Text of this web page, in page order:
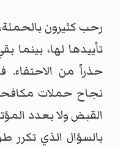
رحب كثيرون
تأييدها لها، بينما
حذراً من الاحتفاء.
نجاح حملات
القبض ولا بعدد
بالسؤال الذي تكرر